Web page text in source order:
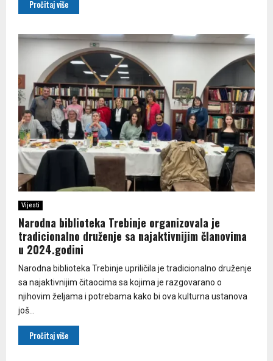
Pročitaj više
Vijesti
Narodna biblioteka Trebinje organizovala je
tradicionalno druženje sa najaktivnijim članovima
u 2024.godini
Narodna biblioteka Trebinje upriličila je tradicionalno druženje
sa najaktivnijim čitaocima sa kojima je razgovarano o
njihovim željama i potrebama kako bi ova kulturna ustanova
još...
Pročitaj više